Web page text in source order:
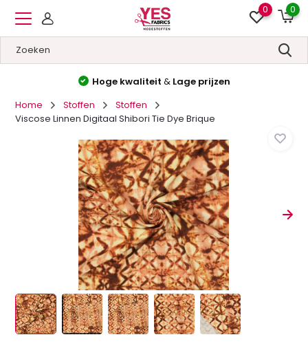
0 0
Hoge kwaliteit & Lage prijzen
Home
Stoffen
Stoffen
Viscose Linnen Digitaal Shibori Tie Dye Brique